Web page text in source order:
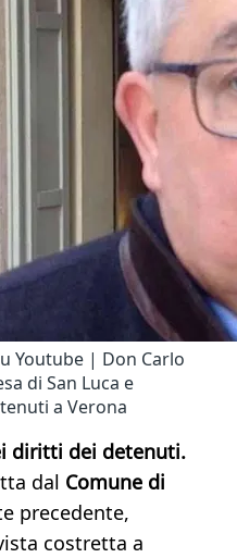
Youtube | Don Carlo
di San Luca e
a Verona
diritti dei detenuti.
dal Comune di
precedente,
costretta a